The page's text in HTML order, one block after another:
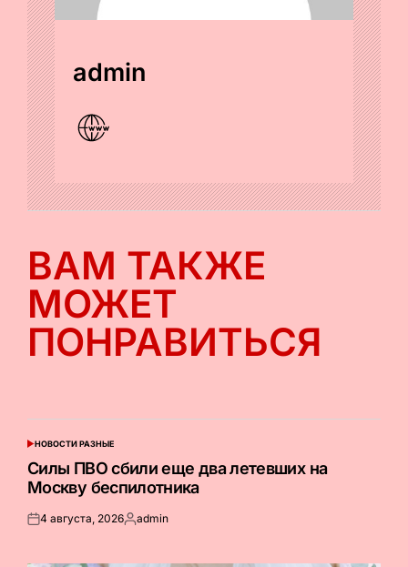
admin
ВАМ ТАКЖЕ
МОЖЕТ
ПОНРАВИТЬСЯ
ОПУБЛИКОВАНО
В
НОВОСТИ РАЗНЫЕ
Силы ПВО сбили еще два летевших на
Москву беспилотника
Опубликовано
4 августа, 2026Запись
admin